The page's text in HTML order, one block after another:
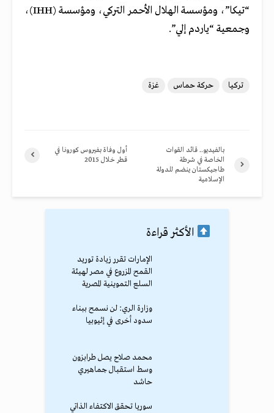
“تيكا”، ومؤسسة الهلال الأحمر التركي، ومؤسسة (IHH)،
وجمعية “ياردم إلي”.
تركيا حركة حماس غزة
أول وفاة بفيروس كورونا في
قطر خلال 2015
بالفيديو.. قائد القوات
الخاصة في شرطة
طاجيكستان ينضم للدولة
الإسلامية
الأكثر قراءة
الإمارات تقرر زيادة توريد
القمح المزروع في مصر لهيئة
السلع التموينية المصرية
وزارة الري: لن نسمح ببناء
سدود أخرى في إثيوبيا
محمد صلاح يصل طرابزون
وسط استقبال جماهيري
حاشد
سوريا تحقق الاكتفاء الذاتي